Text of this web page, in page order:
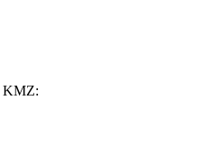
KMZ: